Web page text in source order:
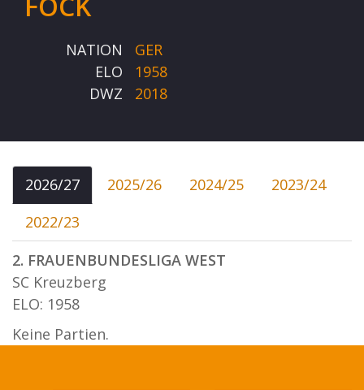
NATION
GER
ELO
1958
DWZ
2018
2026/27 2025/26 2024/25
2023/24
2022/23
2. FRAUENBUNDESLIGA WEST
SC Kreuzberg
ELO: 1958
Keine Partien.